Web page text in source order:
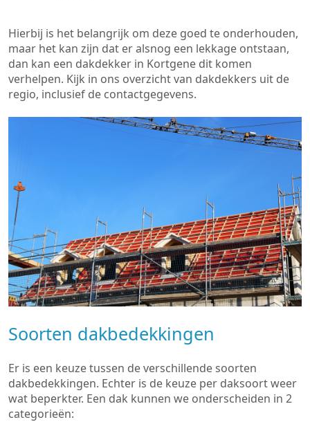
Hierbij is het belangrijk om deze goed te onderhouden,
maar het kan zijn dat er alsnog een lekkage ontstaan,
dan kan een dakdekker in Kortgene dit komen
verhelpen. Kijk in ons overzicht van dakdekkers uit de
regio, inclusief de contactgegevens.
Soorten dakbedekkingen
Er is een keuze tussen de verschillende soorten
dakbedekkingen. Echter is de keuze per daksoort weer
wat beperkter. Een dak kunnen we onderscheiden in 2
categorieën: